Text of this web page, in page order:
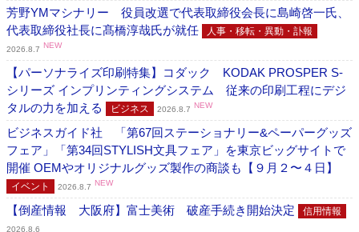
芳野YMマシナリー 役員改選で代表取締役会長に島崎啓一氏、
代表取締役社長に髙橋淳哉氏が就任
人事・移転・異動・訃報
2026.8.7 NEW
【パーソナライズ印刷特集】コダック KODAK PROSPER S-
シリーズ インプリンティングシステム 従来の印刷工程にデジ
タルの力を加える
ビジネス 2026.8.7 NEW
ビジネスガイド社 「第67回ステーショナリー&ペーパーグッズ
フェア」「第34回STYLISH文具フェア」を東京ビッグサイトで
開催 OEMやオリジナルグッズ製作の商談も【９月２〜４日】
イベント 2026.8.7 NEW
【倒産情報 大阪府】富士美術 破産手続き開始決定 信用情報
2026.8.6